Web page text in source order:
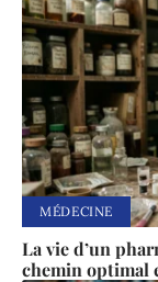
MÉDECINE
La vie d’un
chemin optimal